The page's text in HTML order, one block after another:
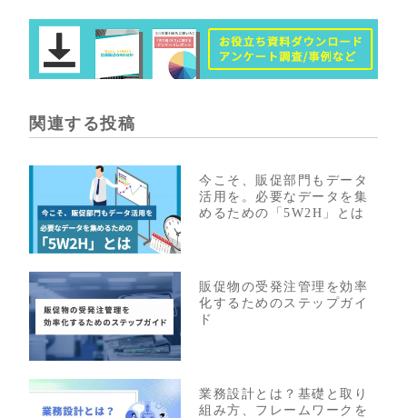
関連する投稿
今こそ、販促部門もデータ
活用を。必要なデータを集
めるための「5W2H」とは
販促物の受発注管理を効率
化するためのステップガイ
ド
業務設計とは？基礎と取り
組み方、フレームワークを